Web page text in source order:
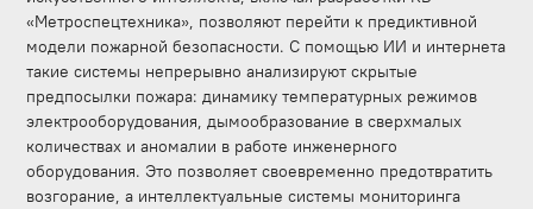
«Метроспецтехника», позволяют перейти к предиктивной
модели пожарной безопасности. С помощью ИИ и интернета
такие системы непрерывно анализируют скрытые
предпосылки пожара: динамику температурных режимов
электрооборудования, дымообразование в сверхмалых
количествах и аномалии в работе инженерного
оборудования. Это позволяет своевременно предотвратить
возгорание, а интеллектуальные системы мониторинга